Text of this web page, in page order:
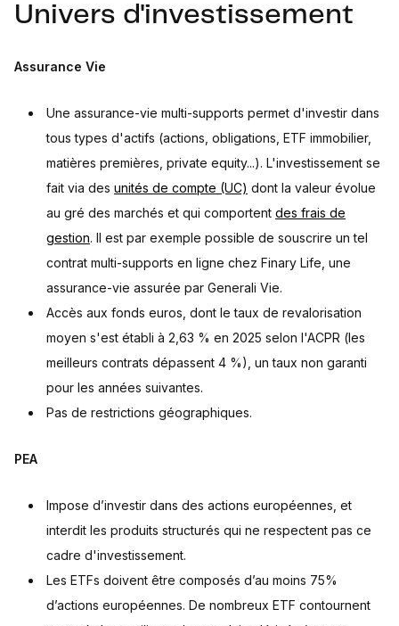
Univers d'investissement
Assurance Vie
Une assurance-vie multi-supports permet d'investir dans
tous types d'actifs (actions, obligations, ETF immobilier,
matières premières, private equity...). L'investissement se
fait via des unités de compte (UC) dont la valeur évolue
au gré des marchés et qui comportent des frais de
gestion. Il est par exemple possible de souscrire un tel
contrat multi-supports en ligne chez Finary Life, une
assurance-vie assurée par Generali Vie.
Accès aux fonds euros, dont le taux de revalorisation
moyen s'est établi à 2,63 % en 2025 selon l'ACPR (les
meilleurs contrats dépassent 4 %), un taux non garanti
pour les années suivantes.
Pas de restrictions géographiques.
PEA
Impose d’investir dans des actions européennes, et
interdit les produits structurés qui ne respectent pas ce
cadre d'investissement.
Les ETFs doivent être composés d’au moins 75%
d’actions européennes. De nombreux ETF contournent